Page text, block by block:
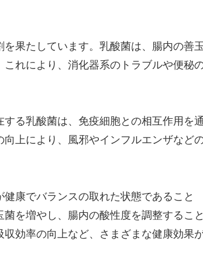
果たしています。乳酸菌は、腸内の善玉
れにより、消化器系のトラブルや便秘
る乳酸菌は、免疫細胞との相互作用を通
上により、風邪やインフルエンザなど
康でバランスの取れた状態であること
を増やし、腸内の酸性度を調整すること
効率の向上など、さまざまな健康効果